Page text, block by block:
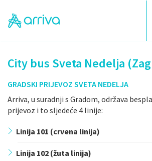
City bus Sveta Nedelja
GRADSKI PRIJEVOZ SVETA NEDELJA
Arriva, u suradnji s Gradom, održava
prijevoz i to sljedeće 4 linije:
Linija 101 (crvena linija)
Linija 102 (žuta linija)